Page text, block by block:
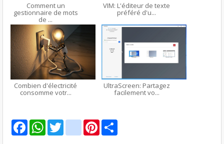
Comment un
gestionnaire de mots
de ...
VIM: L'éditeur de texte
préféré d'u...
Combien d'électricité
consomme votr...
UltraScreen: Partagez
facilement vo...
F
a
c
W
h
a
T g
m
a
P
i
n